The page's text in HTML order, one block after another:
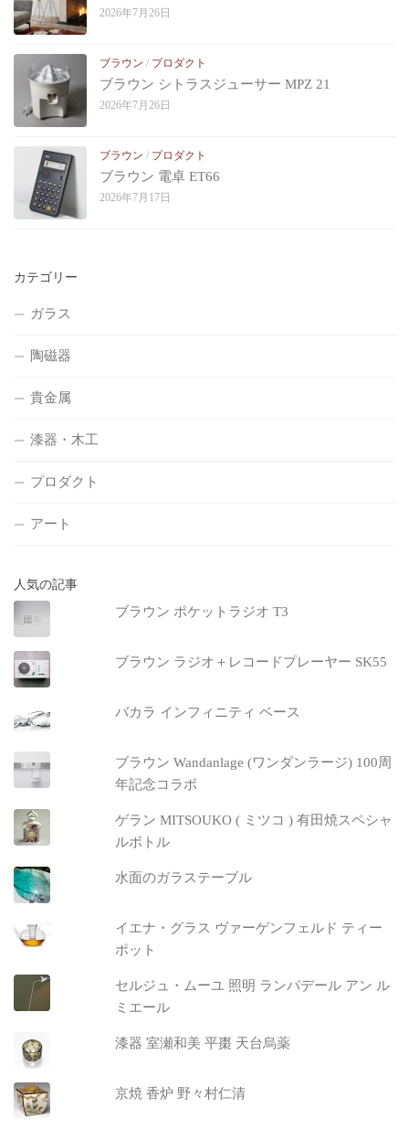
2026年7月26日
ブラウン / プロダクト
ブラウン シトラスジューサー MPZ 21
2026年7月26日
ブラウン / プロダクト
ブラウン 電卓 ET66
2026年7月17日
カテゴリー
ガラス
陶磁器
貴金属
漆器・木工
プロダクト
アート
人気の記事
ブラウン ポケットラジオ T3
ブラウン ラジオ＋レコードプレーヤー SK55
バカラ インフィニティ ベース
ブラウン Wandanlage (ワンダンラージ) 100周
年記念コラボ
ゲラン MITSOUKO ( ミツコ ) 有田焼スペシャ
ルボトル
水面のガラステーブル
イエナ・グラス ヴァーゲンフェルド ティー
ポット
セルジュ・ムーユ 照明 ランパデール アン ル
ミエール
漆器 室瀬和美 平棗 天台烏薬
京焼 香炉 野々村仁清